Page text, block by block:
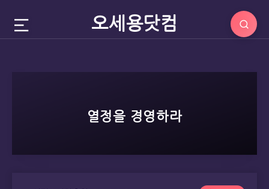
오세용닷컴
열정을 경영하라